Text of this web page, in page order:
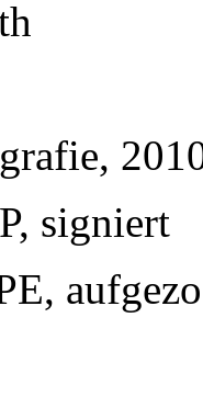
signiert